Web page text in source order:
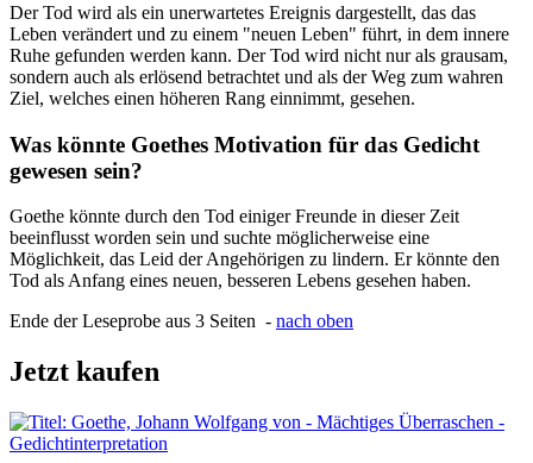
Der Tod wird als ein unerwartetes Ereignis dargestellt, das das
Leben verändert und zu einem "neuen Leben" führt, in dem innere
Ruhe gefunden werden kann. Der Tod wird nicht nur als grausam,
sondern auch als erlösend betrachtet und als der Weg zum wahren
Ziel, welches einen höheren Rang einnimmt, gesehen.
Was könnte Goethes Motivation für das Gedicht
gewesen sein?
Goethe könnte durch den Tod einiger Freunde in dieser Zeit
beeinflusst worden sein und suchte möglicherweise eine
Möglichkeit, das Leid der Angehörigen zu lindern. Er könnte den
Tod als Anfang eines neuen, besseren Lebens gesehen haben.
Ende der Leseprobe aus 3 Seiten - nach oben
Jetzt kaufen